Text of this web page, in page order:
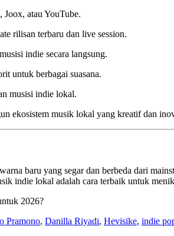
atau YouTube.
rilisan terbaru dan live session.
indie secara langsung.
untuk berbagai suasana.
musisi indie lokal.
ekosistem musik lokal yang kreatif dan
baru yang segar dan berbeda dari
indie lokal adalah cara terbaik untuk
2026?
Pramono, Danilla Riyadi, Hevisike, indie